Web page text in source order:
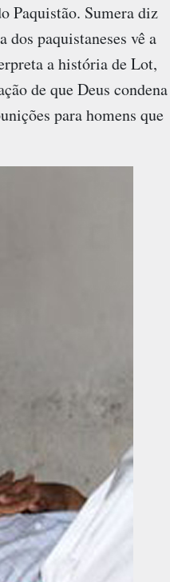
Paquistão. Sumera diz
paquistaneses vê a
a história de Lot,
de que Deus condena
para homens que